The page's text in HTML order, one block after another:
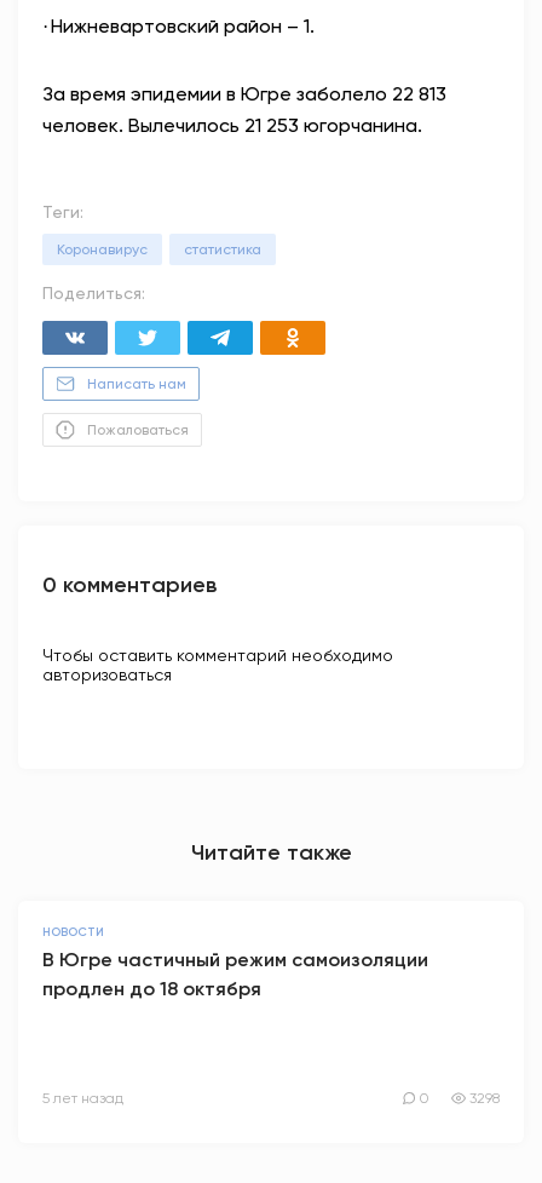
·Нижневартовский район – 1.
За время эпидемии в Югре заболело 22 813
человек. Вылечилось 21 253 югорчанина.
Теги:
Коронавирус статистика
Поделиться:
Написать нам
Пожаловаться
0 комментариев
Чтобы оставить комментарий необходимо
авторизоваться
Читайте также
НОВОСТИ
В Югре частичный режим самоизоляции
продлен до 18 октября
5 лет назад 0 3298